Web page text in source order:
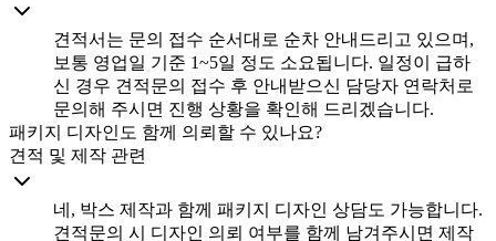
견적서는 문의 접수 순서대로 순차 안내드리고 있으며,
보통 영업일 기준 1~5일 정도 소요됩니다. 일정이 급하
신 경우 견적문의 접수 후 안내받으신 담당자 연락처로
문의해 주시면 진행 상황을 확인해 드리겠습니다.
패키지 디자인도 함께 의뢰할 수 있나요?
견적 및 제작 관련
네, 박스 제작과 함께 패키지 디자인 상담도 가능합니다.
견적문의 시 디자인 의뢰 여부를 함께 남겨주시면 제작